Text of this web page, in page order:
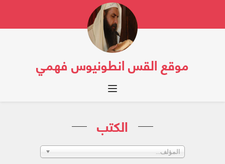
موقع القس انطونيوس فهمي
Toggle navigation
الكتب
المؤلف...